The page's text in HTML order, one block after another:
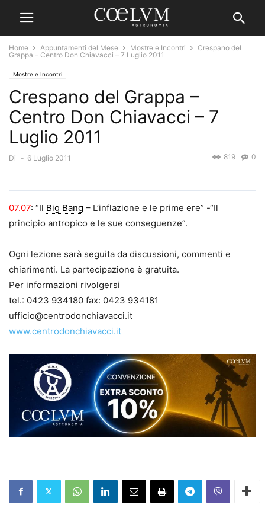
Home Appuntamenti del Mese Mostre e Incontri
Crespano del
Grappa – Centro Don Chiavacci – 7 Luglio 2011
Mostre e Incontri
Crespano del Grappa –
Centro Don Chiavacci – 7
Luglio 2011
Di - 6 Luglio 2011 0
819
07.07: “Il Big Bang – L’inflazione e le prime ere” -“Il
principio antropico e le sue conseguenze”.
Ogni lezione sarà seguita da discussioni, commenti e
chiarimenti. La partecipazione è gratuita.
Per informazioni rivolgersi
tel.: 0423 934180 fax: 0423 934181
ufficio@centrodonchiavacci.it
www.centrodonchiavacci.it